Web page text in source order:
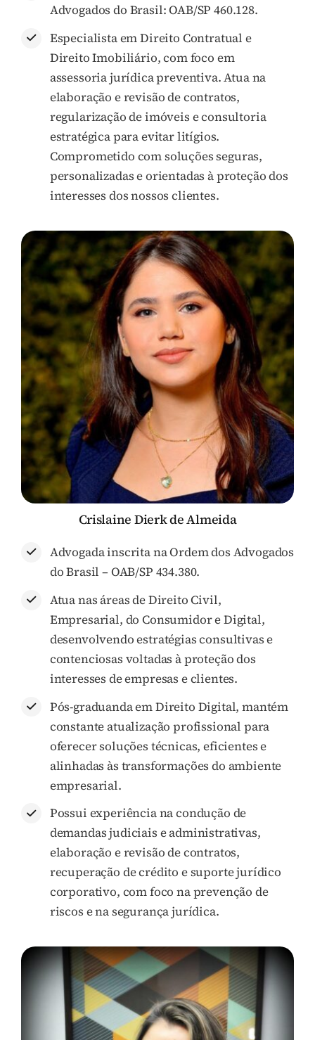
Advogados do Brasil: OAB/SP 460.128.
Especialista em Direito Contratual e
Direito Imobiliário, com foco em
assessoria jurídica preventiva. Atua na
elaboração e revisão de contratos,
regularização de imóveis e consultoria
estratégica para evitar litígios.
Comprometido com soluções seguras,
personalizadas e orientadas à proteção dos
interesses dos nossos clientes.
Crislaine Dierk de Almeida
Advogada inscrita na Ordem dos Advogados
do Brasil – OAB/SP 434.380.
Atua nas áreas de Direito Civil,
Empresarial, do Consumidor e Digital,
desenvolvendo estratégias consultivas e
contenciosas voltadas à proteção dos
interesses de empresas e clientes.
Pós-graduanda em Direito Digital, mantém
constante atualização profissional para
oferecer soluções técnicas, eficientes e
alinhadas às transformações do ambiente
empresarial.
Possui experiência na condução de
demandas judiciais e administrativas,
elaboração e revisão de contratos,
recuperação de crédito e suporte jurídico
corporativo, com foco na prevenção de
riscos e na segurança jurídica.